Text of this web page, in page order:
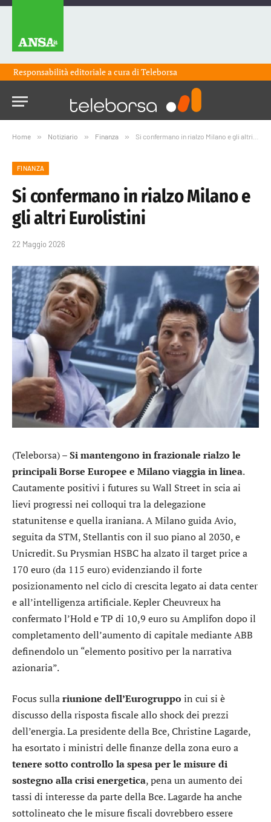
Responsabilità editoriale a cura diTeleborsa
Home » Notiziario » Finanza » Si confermano in rialzo Milano e gli altri Eurolistini
FINANZA
Si confermano in rialzo Milano e
gli altri Eurolistini
22 Maggio 2026
(Teleborsa) –Si mantengono in frazionale rialzo le
principali Borse Europee e Milano viaggia in linea.
Cautamente positivi i futures su Wall Street in scia ai
lievi progressi nei colloqui tra la delegazione
statunitense e quella iraniana. A Milano guidaAvio,
seguita da STM, Stellantis con il suo piano al 2030, e
Unicredit. SuPrysmian HSBC ha alzato il target price a
170 euro (da 115 euro) evidenziando il forte
posizionamento nel ciclo di crescita legato ai data center
e all’intelligenza artificiale. Kepler Cheuvreux ha
confermato l’Hold e TP di 10,9 euro suAmplifon dopo il
completamento dell’aumento di capitale mediante ABB
definendolo un “elemento positivo per la narrativa
azionaria”.
Focus sullariunione dell’Eurogruppo in cui si è
discusso della risposta fiscale allo shock dei prezzi
dell’energia. La presidente della Bce, Christine Lagarde,
ha esortato i ministri delle finanze della zona euro a
tenere sotto controllo la spesa per le misure di
sostegno alla crisi energetica, pena un aumento dei
tassi di interesse da parte della Bce. Lagarde ha anche
sottolineato che le misure fiscali dovrebbero essere